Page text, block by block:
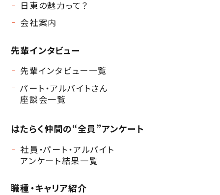
日東の魅力って？
会社案内
先輩インタビュー
先輩インタビュー一覧
パート・アルバイトさん
座談会一覧
はたらく仲間の“全員”アンケート
社員・パート・アルバイト
アンケート結果一覧
職種・キャリア紹介